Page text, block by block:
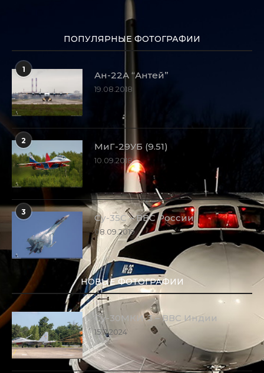
ПОПУЛЯРНЫЕ ФОТОГРАФИИ
1
Ан-22А “Антей”
19.08.2018
2
МиГ-29УБ (9.51)
10.09.2018
3
Су-35С – ВВС России
08.09.2019
НОВЫЕ ФОТОГРАФИИ
Су-30МКИ-3 – ВВС Индии
15.11.2024